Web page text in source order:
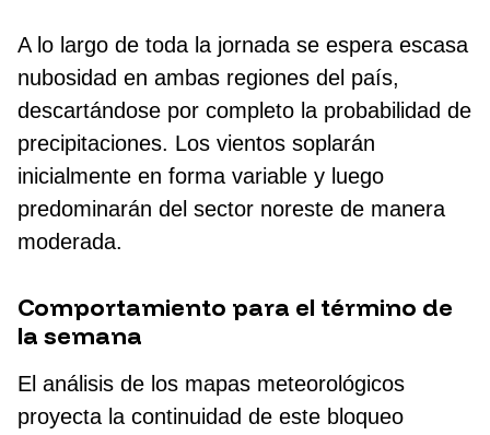
A lo largo de toda la jornada se espera escasa
nubosidad en ambas regiones del país,
descartándose por completo la probabilidad de
precipitaciones. Los vientos soplarán
inicialmente en forma variable y luego
predominarán del sector noreste de manera
moderada.
Comportamiento para el término de
la semana
El análisis de los mapas meteorológicos
proyecta la continuidad de este bloqueo